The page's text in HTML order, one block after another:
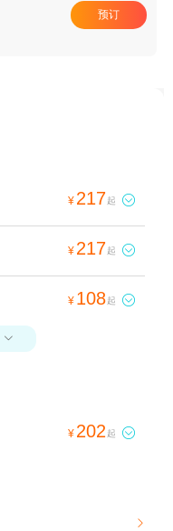
预订
¥ 217起 
¥ 217起 
¥ 108起 

¥ 202 起 
